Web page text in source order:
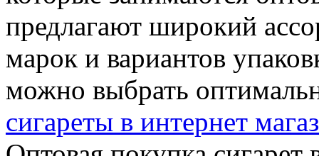
предлагают широкий
марок и вариантов
можно выбрать
сигареты в интернет